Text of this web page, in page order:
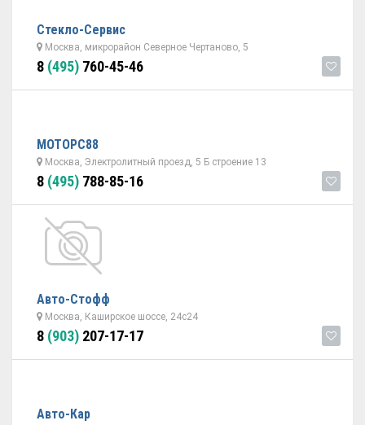
Стекло-Сервис
Москва, микрорайон Северное Чертаново, 5
8 (495) 760-45-46
МОТОРС88
Москва, Электролитный проезд, 5 Б строение 13
8 (495) 788-85-16
Авто-Стофф
Москва, Каширское шоссе, 24с24
8 (903) 207-17-17
Авто-Кар